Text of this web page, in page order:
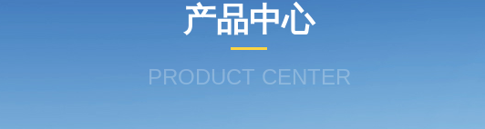
产品中心
PRODUCT CENTER